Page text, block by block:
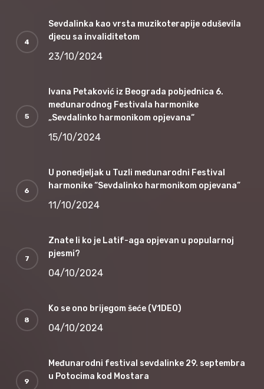
Sevdalinka kao vrsta muzikoterapije oduševila
djecu sa invaliditetom
23/10/2024
Ivana Petaković iz Beograda pobjednica 6.
međunarodnog Festivala harmonike
„Sevdalinko harmonikom opjevana“
15/10/2024
U ponedjeljak u Tuzli međunarodni Festival
harmonike “Sevdalinko harmonikom opjevana”
11/10/2024
Znate li ko je Latif-aga opjevan u popularnoj
pjesmi?
04/10/2024
Ko se ono brijegom šeće (V1DEO)
04/10/2024
Međunarodni festival sevdalinke 29. septembra
u Potocima kod Mostara